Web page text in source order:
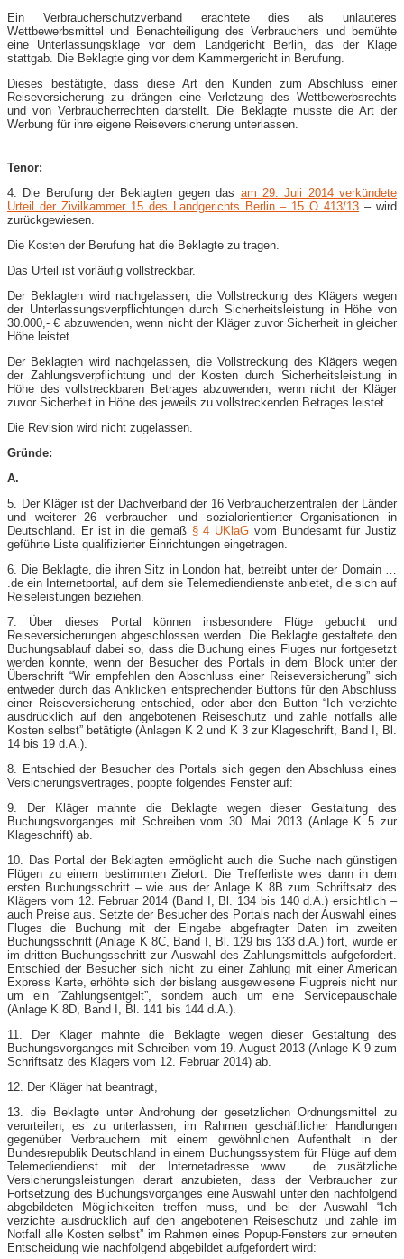
Ein Verbraucherschutzverband erachtete dies als unlauteres
Wettbewerbsmittel und Benachteiligung des Verbrauchers und bemühte
eine Unterlassungsklage vor dem Landgericht Berlin, das der Klage
stattgab. Die Beklagte ging vor dem Kammergericht in Berufung.
Dieses bestätigte, dass diese Art den Kunden zum Abschluss einer
Reiseversicherung zu drängen eine Verletzung des Wettbewerbsrechts
und von Verbraucherrechten darstellt. Die Beklagte musste die Art der
Werbung für ihre eigene Reiseversicherung unterlassen.
Tenor:
4. Die Berufung der Beklagten gegen das am 29. Juli 2014 verkündete
Urteil der Zivilkammer 15 des Landgerichts Berlin – 15 O 413/13 – wird
zurückgewiesen.
Die Kosten der Berufung hat die Beklagte zu tragen.
Das Urteil ist vorläufig vollstreckbar.
Der Beklagten wird nachgelassen, die Vollstreckung des Klägers wegen
der Unterlassungsverpflichtungen durch Sicherheitsleistung in Höhe von
30.000,- € abzuwenden, wenn nicht der Kläger zuvor Sicherheit in gleicher
Höhe leistet.
Der Beklagten wird nachgelassen, die Vollstreckung des Klägers wegen
der Zahlungsverpflichtung und der Kosten durch Sicherheitsleistung in
Höhe des vollstreckbaren Betrages abzuwenden, wenn nicht der Kläger
zuvor Sicherheit in Höhe des jeweils zu vollstreckenden Betrages leistet.
Die Revision wird nicht zugelassen.
Gründe:
A.
5. Der Kläger ist der Dachverband der 16 Verbraucherzentralen der Länder
und weiterer 26 verbraucher- und sozialorientierter Organisationen in
Deutschland. Er ist in die gemäß § 4 UKlaG vom Bundesamt für Justiz
geführte Liste qualifizierter Einrichtungen eingetragen.
6. Die Beklagte, die ihren Sitz in London hat, betreibt unter der Domain …
.de ein Internetportal, auf dem sie Telemediendienste anbietet, die sich auf
Reiseleistungen beziehen.
7. Über dieses Portal können insbesondere Flüge gebucht und
Reiseversicherungen abgeschlossen werden. Die Beklagte gestaltete den
Buchungsablauf dabei so, dass die Buchung eines Fluges nur fortgesetzt
werden konnte, wenn der Besucher des Portals in dem Block unter der
Überschrift “Wir empfehlen den Abschluss einer Reiseversicherung” sich
entweder durch das Anklicken entsprechender Buttons für den Abschluss
einer Reiseversicherung entschied, oder aber den Button “Ich verzichte
ausdrücklich auf den angebotenen Reiseschutz und zahle notfalls alle
Kosten selbst” betätigte (Anlagen K 2 und K 3 zur Klageschrift, Band I, Bl.
14 bis 19 d.A.).
8. Entschied der Besucher des Portals sich gegen den Abschluss eines
Versicherungsvertrages, poppte folgendes Fenster auf:
9. Der Kläger mahnte die Beklagte wegen dieser Gestaltung des
Buchungsvorganges mit Schreiben vom 30. Mai 2013 (Anlage K 5 zur
Klageschrift) ab.
10. Das Portal der Beklagten ermöglicht auch die Suche nach günstigen
Flügen zu einem bestimmten Zielort. Die Trefferliste wies dann in dem
ersten Buchungsschritt – wie aus der Anlage K 8B zum Schriftsatz des
Klägers vom 12. Februar 2014 (Band I, Bl. 134 bis 140 d.A.) ersichtlich –
auch Preise aus. Setzte der Besucher des Portals nach der Auswahl eines
Fluges die Buchung mit der Eingabe abgefragter Daten im zweiten
Buchungsschritt (Anlage K 8C, Band I, Bl. 129 bis 133 d.A.) fort, wurde er
im dritten Buchungsschritt zur Auswahl des Zahlungsmittels aufgefordert.
Entschied der Besucher sich nicht zu einer Zahlung mit einer American
Express Karte, erhöhte sich der bislang ausgewiesene Flugpreis nicht nur
um ein “Zahlungsentgelt”, sondern auch um eine Servicepauschale
(Anlage K 8D, Band I, Bl. 141 bis 144 d.A.).
11. Der Kläger mahnte die Beklagte wegen dieser Gestaltung des
Buchungsvorganges mit Schreiben vom 19. August 2013 (Anlage K 9 zum
Schriftsatz des Klägers vom 12. Februar 2014) ab.
12. Der Kläger hat beantragt,
13. die Beklagte unter Androhung der gesetzlichen Ordnungsmittel zu
verurteilen, es zu unterlassen, im Rahmen geschäftlicher Handlungen
gegenüber Verbrauchern mit einem gewöhnlichen Aufenthalt in der
Bundesrepublik Deutschland in einem Buchungssystem für Flüge auf dem
Telemediendienst mit der Internetadresse www… .de zusätzliche
Versicherungsleistungen derart anzubieten, dass der Verbraucher zur
Fortsetzung des Buchungsvorganges eine Auswahl unter den nachfolgend
abgebildeten Möglichkeiten treffen muss, und bei der Auswahl “Ich
verzichte ausdrücklich auf den angebotenen Reiseschutz und zahle im
Notfall alle Kosten selbst” im Rahmen eines Popup-​Fensters zur erneuten
Entscheidung wie nachfolgend abgebildet aufgefordert wird: